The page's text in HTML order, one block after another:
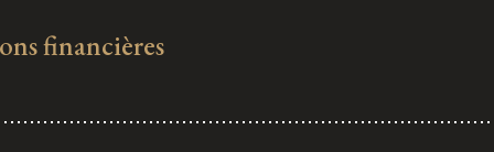
financières